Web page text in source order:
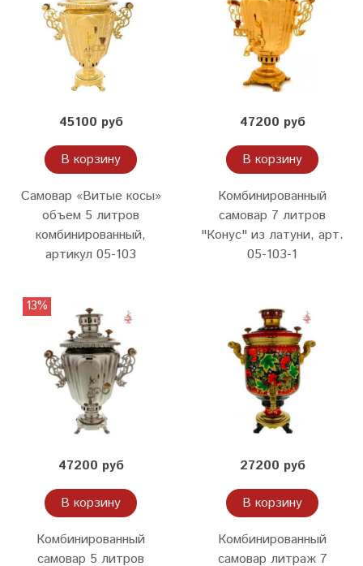
45100 руб
В корзину
Самовар «Витые косы»
объем 5 литров
комбинированный,
артикул 05-103
47200 руб
В корзину
Комбинированный
самовар 7 литров
"Конус" из латуни, арт.
05-103-1
13%
47200 руб
В корзину
Комбинированный
самовар 5 литров
27200 руб
В корзину
Комбинированный
самовар литраж 7